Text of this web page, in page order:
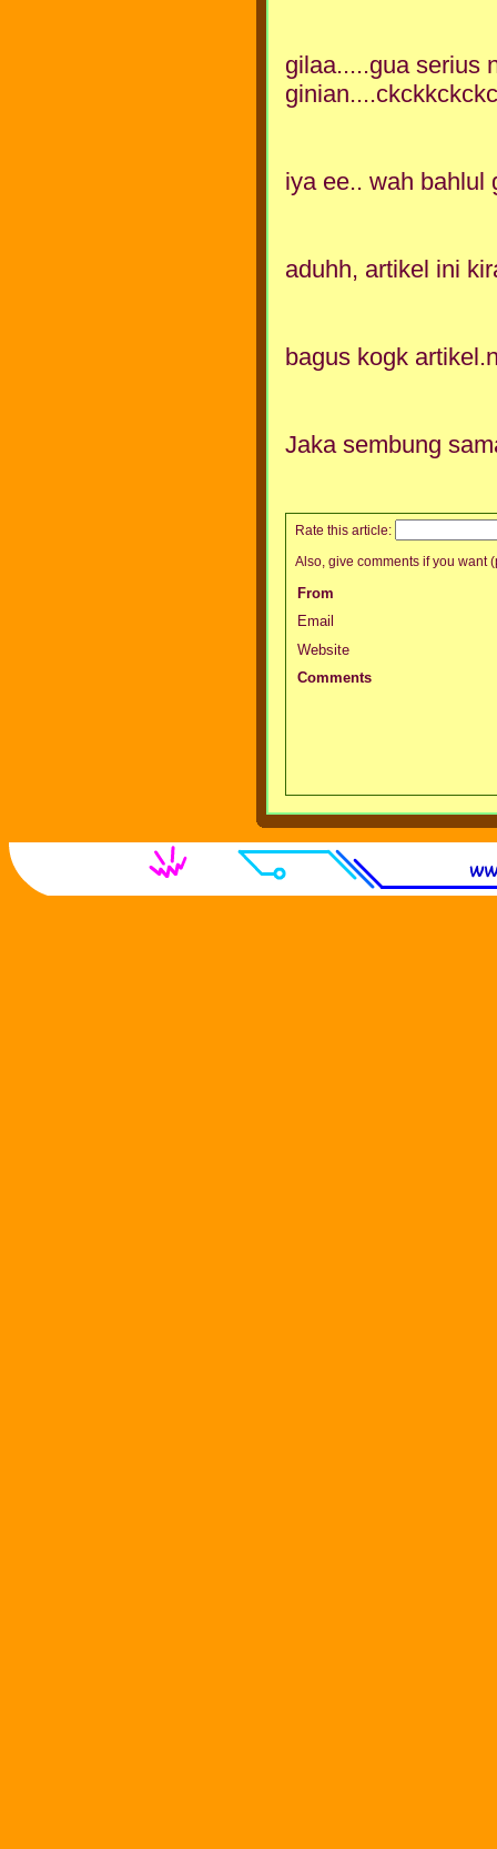
gilaa.....gua serius
iya ee.. wah bahlul
aduhh, artikel ini
bagus kogk
Jaka sembung
Rate this article:
Also, give comments if you want
From
Email
Website
Comments